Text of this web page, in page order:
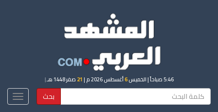
5:46 صباحاً | الخميس6أغسطس 2026 م | 21 صفر 1448 هـ |
بحث